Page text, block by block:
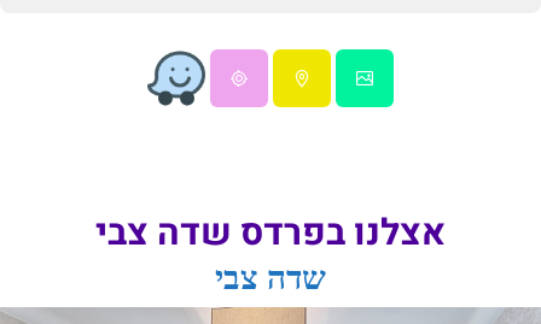
אצלנו בפרדס שדה צבי
שדה צבי